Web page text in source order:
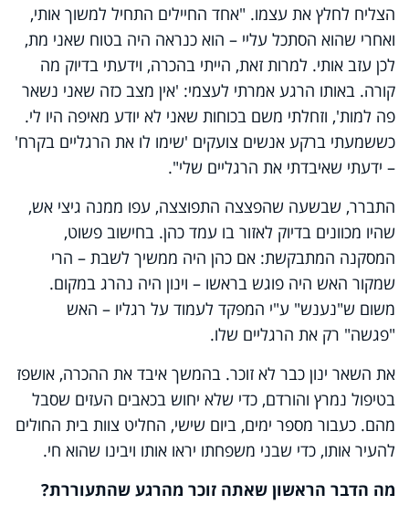
הצליח לחלץ את עצמו. "אחד החיילים התחיל למשוך אותי,
ואחרי שהוא הסתכל עליי – הוא כנראה היה בטוח שאני מת,
לכן עזב אותי. למרות זאת, הייתי בהכרה, וידעתי בדיוק מה
קורה. באותו הרגע אמרתי לעצמי: 'אין מצב כזה שאני נשאר
פה למות', וזחלתי משם בכוחות שאני לא יודע מאיפה היו לי.
כששמעתי ברקע אנשים צועקים 'שימו לו את הרגליים בקרח'
– ידעתי שאיבדתי את הרגליים שלי".
התברר, שבשעה שהפצצה התפוצצה, עפו ממנה גיצי אש,
שהיו מכוונים בדיוק לאזור בו עמד כהן. בחישוב פשוט,
המסקנה המתבקשת: אם כהן היה ממשיך לשבת – הרי
שמקור האש היה פוגש בראשו – וינון היה נהרג במקום.
משום ש"נענש" ע"י המפקד לעמוד על רגליו – האש
"פגשה" רק את הרגליים שלו.
את השאר ינון כבר לא זוכר. בהמשך איבד את ההכרה, אושפז
בטיפול נמרץ והורדם, כדי שלא יחוש בכאבים העזים שסבל
מהם. כעבור מספר ימים, ביום שישי, החליט צוות בית החולים
להעיר אותו, כדי שבני משפחתו יראו אותו ויבינו שהוא חי.
מה הדבר הראשון שאתה זוכר מהרגע שהתעוררת?